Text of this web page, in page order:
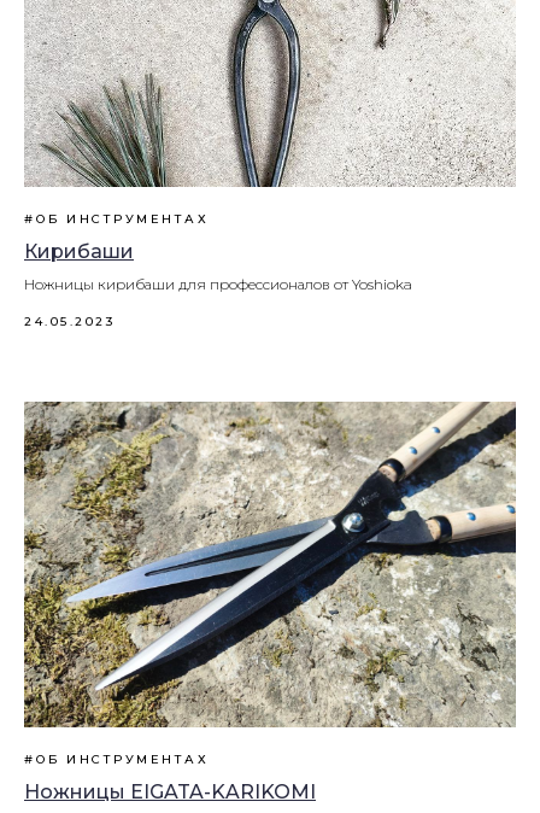
#ОБ ИНСТРУМЕНТАХ
Кирибаши
Ножницы кирибаши для профессионалов от Yoshioka
24.05.2023
#ОБ ИНСТРУМЕНТАХ
Ножницы EIGATA-KARIKOMI